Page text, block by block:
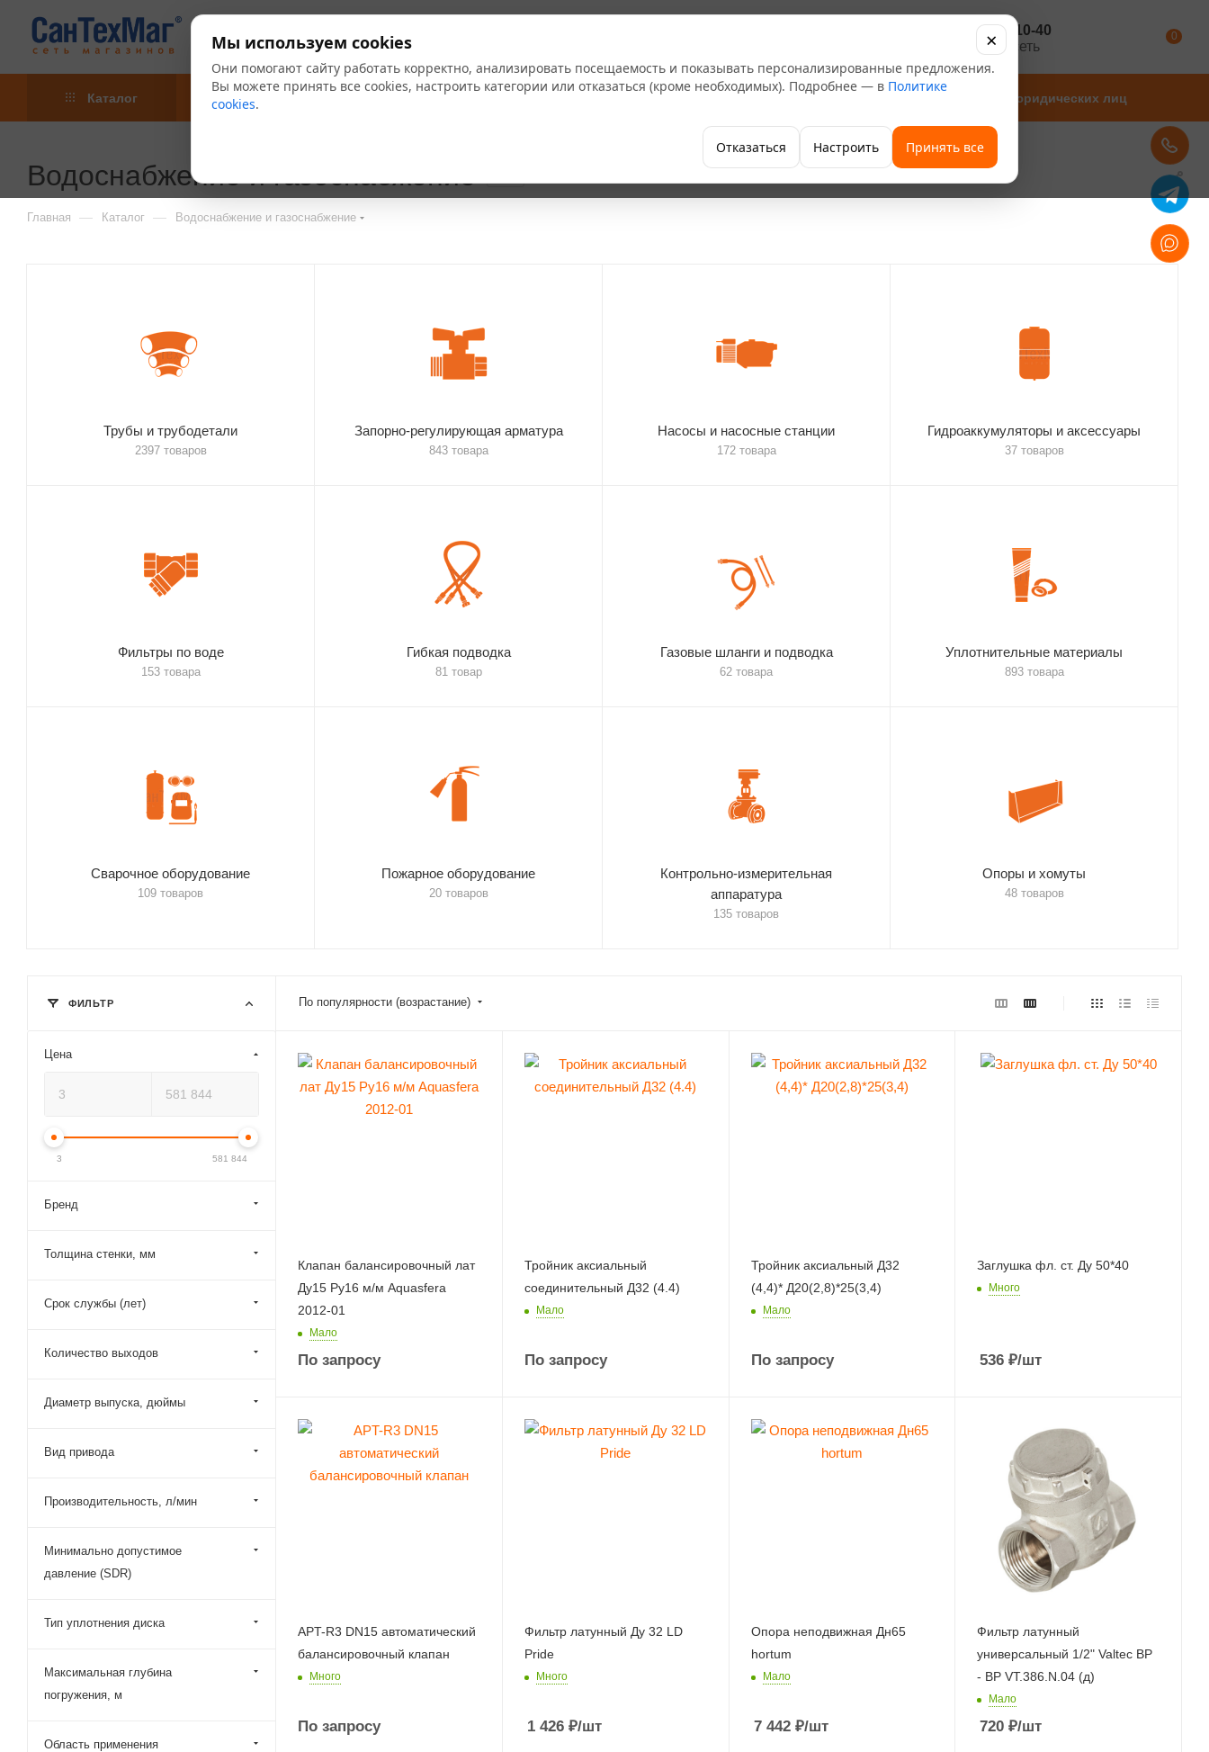
+7 347 246-10-40
розничная сеть
0
Каталог Акции Бренды Компания Для юридических лиц
Водоснабжение и газоснабжение
Главная — Каталог — Водоснабжение и газоснабжение
Трубы и трубодетали
2397 товаров
Запорно-регулирующая арматура
843 товара
Насосы и насосные станции
172 товара
Гидроаккумуляторы и аксессуары
37 товаров
Фильтры по воде
153 товара
Гибкая подводка
81 товар
Газовые шланги и подводка
62 товара
Уплотнительные материалы
893 товара
Сварочное оборудование
109 товаров
Пожарное оборудование
20 товаров
Контрольно-измерительная
аппаратура
135 товаров
Опоры и хомуты
48 товаров
По популярности (возрастание)
Клапан балансировочный лат
Ду15 Ру16 м/м Aquasfera
2012-01
Мало
По запросу
Тройник аксиальный
соединительный Д32 (4.4)
Мало
По запросу
Тройник аксиальный Д32
(4,4)* Д20(2,8)*25(3,4)
Мало
По запросу
Заглушка фл. ст. Ду 50*40
Много
536 ₽/шт
APT-R3 DN15 автоматический
балансировочный клапан
Много
По запросу
Фильтр латунный Ду 32 LD
Pride
Много
1 426₽/шт
Опора неподвижная Дн65
hortum
Мало
7 442₽/шт
Фильтр латунный
универсальный 1/2" Valtec ВР
- ВР VT.386.N.04 (д)
Мало
720 ₽/шт
ФИЛЬТР
Цена
3 581 844
Бренд
Толщина стенки, мм
Срок службы (лет)
Количество выходов
Диаметр выпуска, дюймы
Вид привода
Производительность, л/мин
Минимально допустимое
давление (SDR)
Тип уплотнения диска
Максимальная глубина
погружения, м
Область применения
Мы используем cookies
Они помогают сайту работать корректно, анализировать посещаемость и показывать персонализированные предложения.
Вы можете принять все cookies, настроить категории или отказаться (кроме необходимых). Подробнее — в Политике
cookies.
Отказаться Настроить Принять все
×